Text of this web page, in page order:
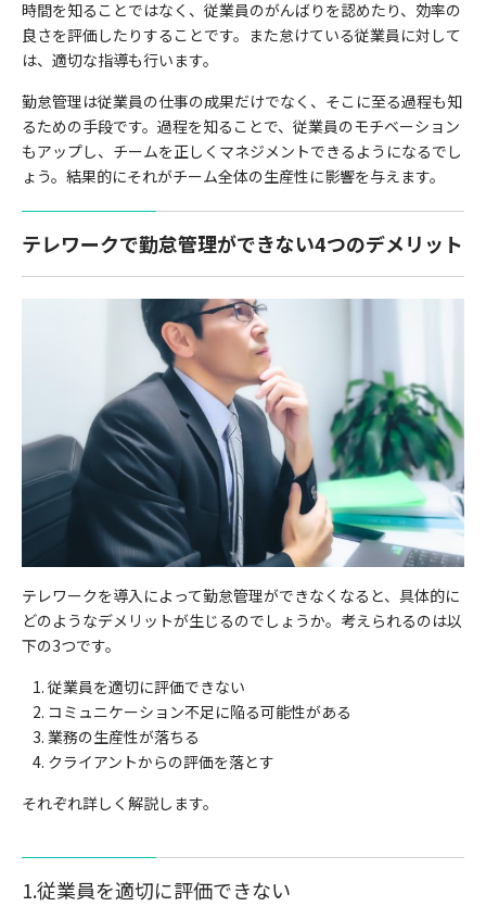
時間を知ることではなく、従業員のがんばりを認めたり、効率の
良さを評価したりすることです。また怠けている従業員に対して
は、適切な指導も行います。
勤怠管理は従業員の仕事の成果だけでなく、そこに至る過程も知
るための手段です。過程を知ることで、従業員のモチベーション
もアップし、チームを正しくマネジメントできるようになるでし
ょう。結果的にそれがチーム全体の生産性に影響を与えます。
テレワークで勤怠管理ができない4つのデメリット
テレワークを導入によって勤怠管理ができなくなると、具体的に
どのようなデメリットが生じるのでしょうか。考えられるのは以
下の3つです。
従業員を適切に評価できない
コミュニケーション不足に陥る可能性がある
業務の生産性が落ちる
クライアントからの評価を落とす
それぞれ詳しく解説します。
1.従業員を適切に評価できない